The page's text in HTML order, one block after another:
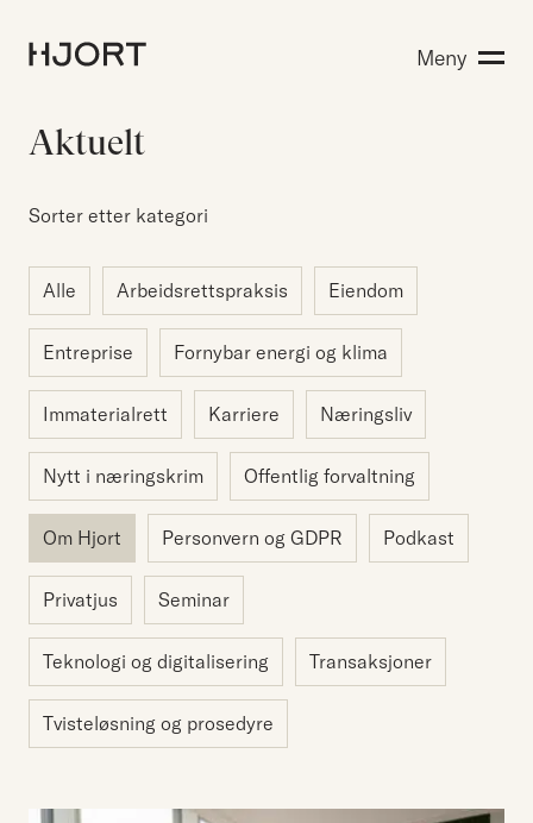
Menneskene
Om Hjort
Karriere
EN
Kontakt oss
Hjort Bridge
Søk etter:
Meny
Aktuelt
Sorter etter kategori
Alle Arbeidsrettspraksis Eiendom
Entreprise Fornybar energi og klima
Immaterialrett Karriere Næringsliv
Nytt i næringskrim Offentlig forvaltning
Om Hjort Personvern og GDPR Podkast
Privatjus Seminar
Teknologi og digitalisering Transaksjoner
Tvisteløsning og prosedyre